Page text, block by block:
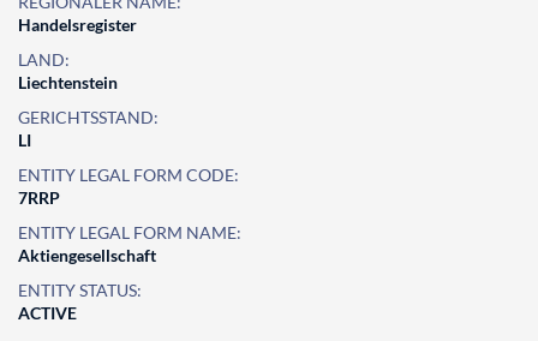
Handelsregister
LAND:
Liechtenstein
GERICHTSSTAND:
LI
ENTITY LEGAL FORM CODE:
7RRP
ENTITY LEGAL FORM NAME:
Aktiengesellschaft
ENTITY STATUS:
ACTIVE